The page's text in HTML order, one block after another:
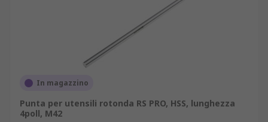
In magazzino
Punta per utensili rotonda RS PRO, HSS, lunghezza
4poll, M42